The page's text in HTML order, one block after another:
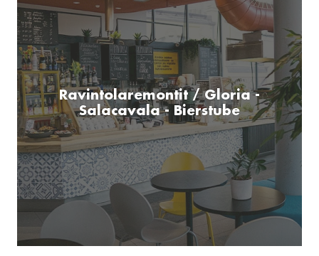
Ravintolaremontit / Gloria -
Salacavala - Bierstube